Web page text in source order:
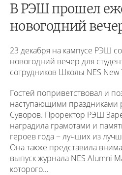
В РЭШ прошел
новогодний
23 декабря на кампусе РЭШ
новогодний вечер для
сотрудников Школы NES New
Гостей поприветствовал и
наступающими праздниками
Суворов. Проректор РЭШ
наградила грамотами и
героев года − лучших из
Она также представила
выпуск журнала NES Alumni
которого…